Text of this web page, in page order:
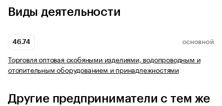
Виды деятельности
46.74 ОСНОВНОЙ
Торговля оптовая скобяными изделиями, водопроводным и
отопительным оборудованием и принадлежностями
Другие предприниматели с тем же